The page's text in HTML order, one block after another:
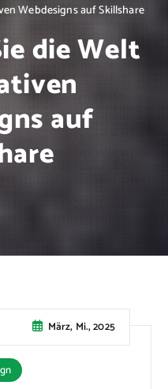
Webdesigns auf Skillshare
die Welt
auf
März, Mi., 2025